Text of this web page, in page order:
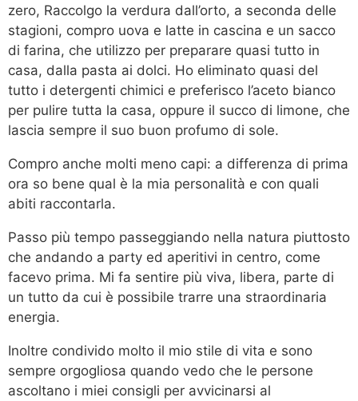
zero, Raccolgo la verdura dall’orto, a seconda delle
stagioni, compro uova e latte in cascina e un sacco
di farina, che utilizzo per preparare quasi tutto in
casa, dalla pasta ai dolci. Ho eliminato quasi del
tutto i detergenti chimici e preferisco l’aceto bianco
per pulire tutta la casa, oppure il succo di limone, che
lascia sempre il suo buon profumo di sole.
Compro anche molti meno capi: a differenza di prima
ora so bene qual è la mia personalità e con quali
abiti raccontarla.
Passo più tempo passeggiando nella natura piuttosto
che andando a party ed aperitivi in centro, come
facevo prima. Mi fa sentire più viva, libera, parte di
un tutto da cui è possibile trarre una straordinaria
energia.
Inoltre condivido molto il mio stile di vita e sono
sempre orgogliosa quando vedo che le persone
ascoltano i miei consigli per avvicinarsi al